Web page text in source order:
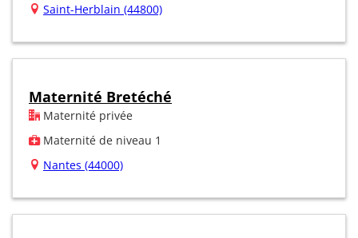
Saint-Herblain (44800)
Maternité Bretéché
Maternité privée
Maternité de niveau 1
Nantes (44000)